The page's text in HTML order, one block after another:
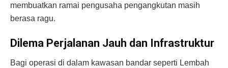
membuatkan ramai pengusaha pengangkutan masih
berasa ragu.
Dilema Perjalanan Jauh dan Infrastruktur
Bagi operasi di dalam kawasan bandar seperti Lembah